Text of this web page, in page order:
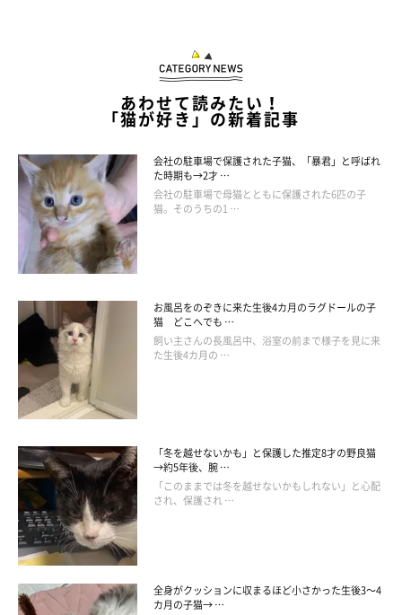
あわせて読みたい！
「猫が好き」の新着記事
会社の駐車場で保護された子猫、「暴君」と呼ばれ
た時期も→2才 …
会社の駐車場で母猫とともに保護された6匹の子
猫。そのうちの1 …
お風呂をのぞきに来た生後4カ月のラグドールの子
猫 どこへでも …
飼い主さんの長風呂中、浴室の前まで様子を見に来
た生後4カ月の …
「冬を越せないかも」と保護した推定8才の野良猫
→約5年後、腕 …
「このままでは冬を越せないかもしれない」と心配
され、保護され …
全身がクッションに収まるほど小さかった生後3～4
カ月の子猫→ …